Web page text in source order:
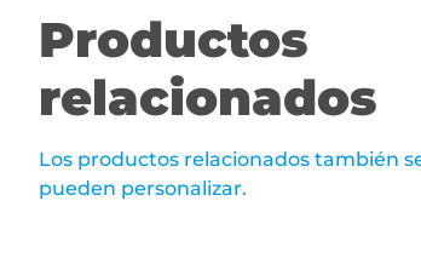
Productos
relacionados
Los productos relacionados también
pueden personalizar.